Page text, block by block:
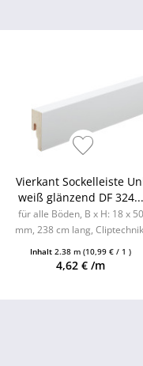
Vierkant Sockelleiste
weiß glänzend DF 324...
für alle Böden, B x H: 18 x 50
mm, 238 cm lang,
erhältlich
Inhalt2.38 m(10,99 € / 1 )
4,62 € /m